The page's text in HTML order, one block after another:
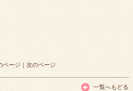
ページ ｜ 次のページ
一覧へもどる